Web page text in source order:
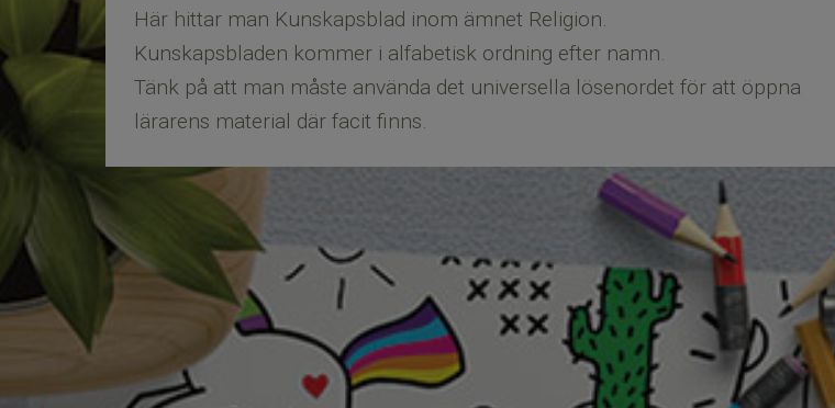
Här hittar man Kunskapsblad inom ämnet Religion.
Kunskapsbladen kommer i alfabetisk ordning efter namn.
​​​​​​​Tänk på att man måste använda det universella lösenordet för att öppna
lärarens material där facit finns.